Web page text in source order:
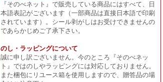
『そのべネット』で販売している商品にはすべて、日
本語表記がございます（一部商品は直接日本語で印刷
されています）。シール剥がしはお受けできませんの
であらかじめご了承下さい。
のし・ラッピングについて
誠に申し訳ございません。今のところ『そのべネッ
ト』ではのしやラッピングには対応しておりません。
また梱包にリユース箱を使用しますので、贈答品の場